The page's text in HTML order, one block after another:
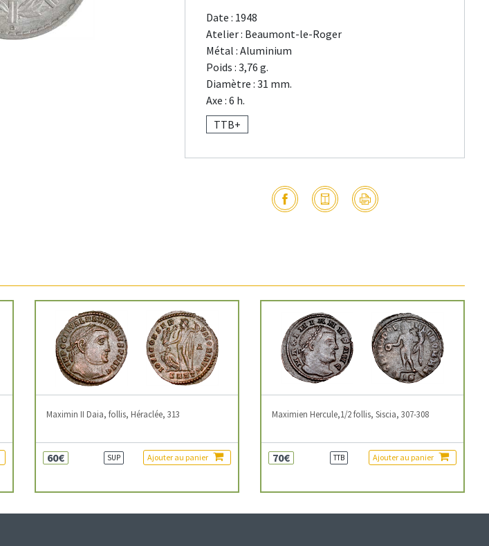
Date : 1948
Atelier : Beaumont-le-Roger
Métal : Aluminium
Poids : 3,76 g.
Diamètre : 31 mm.
Axe : 6 h.
TTB+
Maximin II Daia, follis, Héraclée, 313
60€ SUP Ajouter au panier
Maximien Hercule,1/2 follis, Siscia, 307-308
70€ TTB Ajouter au panier